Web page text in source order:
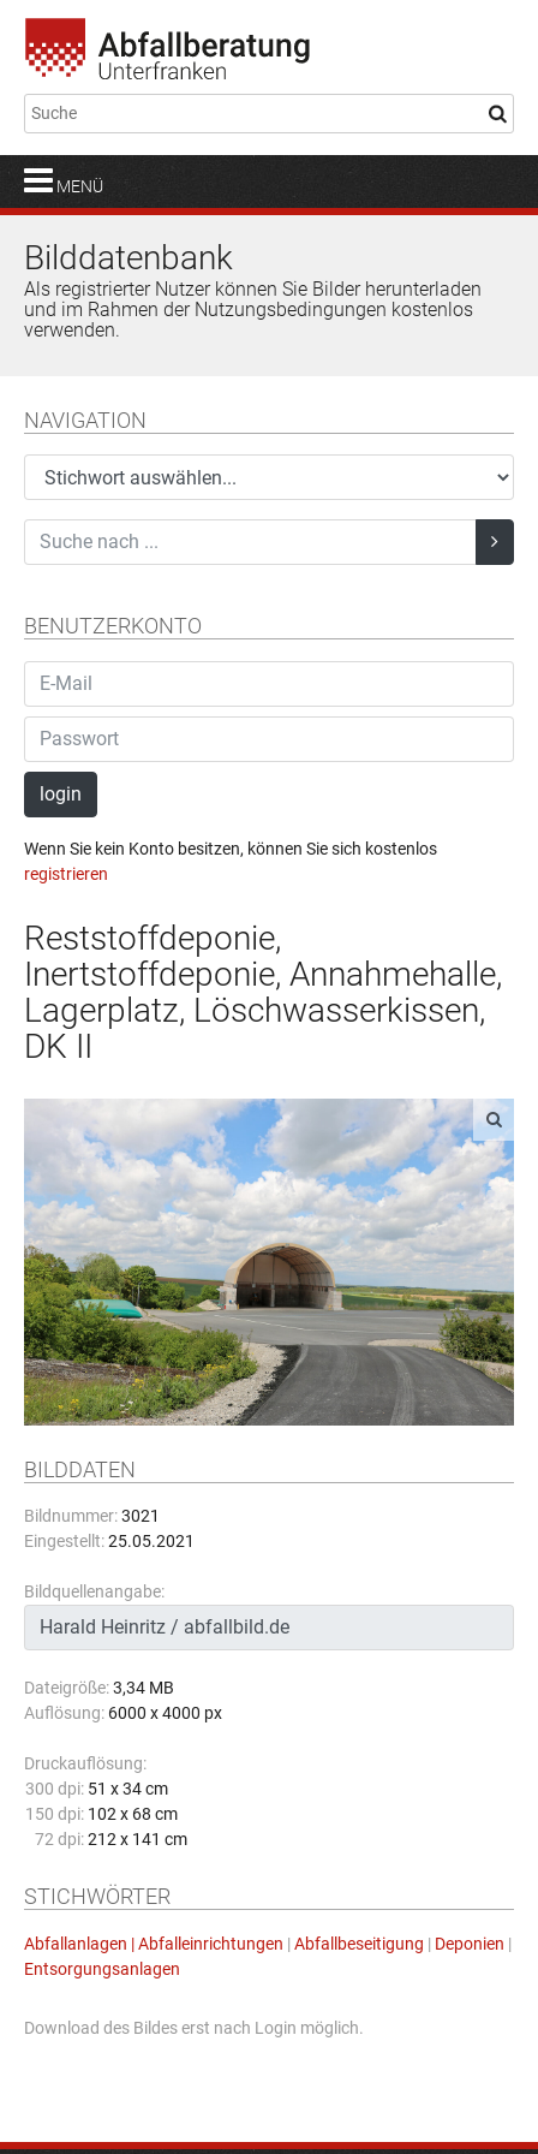
MENÜ
Bilddatenbank
Als registrierter Nutzer können Sie Bilder herunterladen
und im Rahmen der Nutzungsbedingungen kostenlos
verwenden.
NAVIGATION
BENUTZERKONTO
login
Wenn Sie kein Konto besitzen, können Sie sich kostenlos
registrieren
Reststoffdeponie,
Inertstoffdeponie, Annahmehalle,
Lagerplatz, Löschwasserkissen,
DK II
BILDDATEN
Bildnummer:3021
Eingestellt:25.05.2021
Bildquellenangabe:
Dateigröße:3,34 MB
Auflösung: 6000 x 4000 px
Druckauflösung:
300 dpi: 51 x 34 cm
150 dpi: 102 x 68 cm
72 dpi: 212 x 141 cm
STICHWÖRTER
Abfallanlagen | Abfalleinrichtungen | Abfallbeseitigung | Deponien |
Entsorgungsanlagen
Download des Bildes erst nach Login möglich.